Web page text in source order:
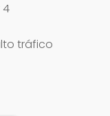
4
tráfico